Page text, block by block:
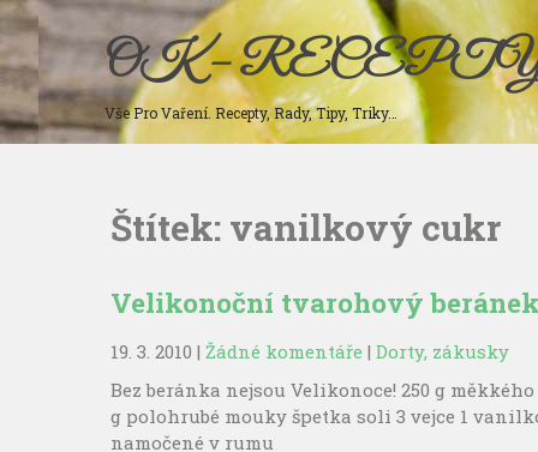
Skip
to
content
OK –
Vše Pro Vaření. Recepty, Rady, Tipy, Triky…
Štítek: vanilkový cukr
Velikonoční tvarohový beránek
19. 3. 2010 | Žádné komentáře | Dorty, zákusky
Bez beránka nejsou Velikonoce! 250 g
g polohrubé mouky špetka soli 3 vejce 1
namočené v rumu